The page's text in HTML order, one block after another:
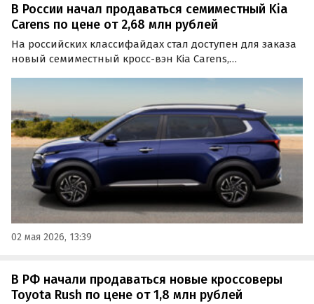
В России начал продаваться семиместный Kia
Carens по цене от 2,68 млн рублей
На российских классифайдах стал доступен для заказа
новый семиместный кросс-вэн Kia Carens,
02 мая 2026, 13:39
В РФ начали продаваться новые кроссоверы
Toyota Rush по цене от 1,8 млн рублей